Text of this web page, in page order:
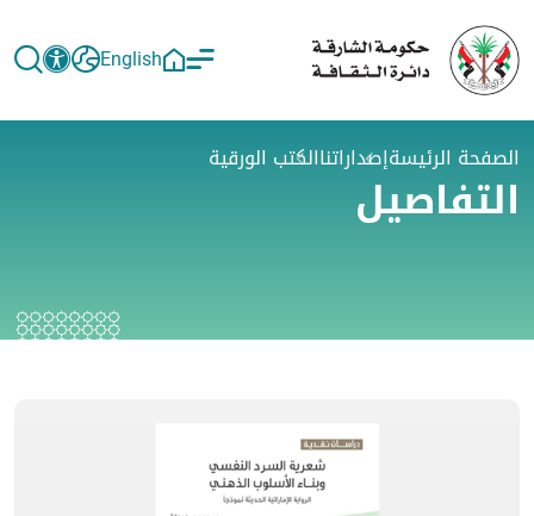
English
الصفحة الرئيسةإصداراتناالكتب الورقية
التفاصيل